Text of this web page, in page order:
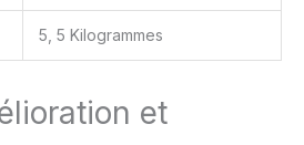
pétrisseur, hachoir à
couvercle en plastique
5, 5 Kilogrammes
et